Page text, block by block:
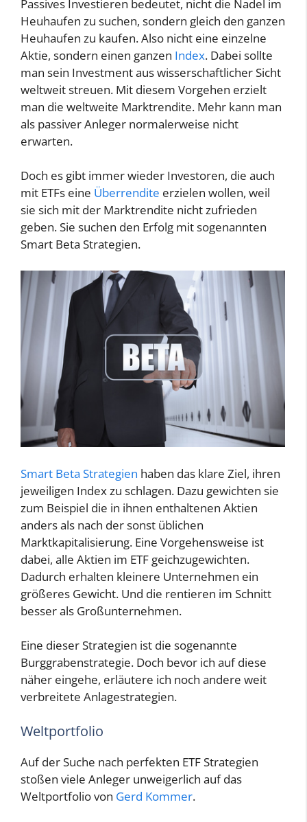
Passives Investieren bedeutet, nicht die Nadel im
Heuhaufen zu suchen, sondern gleich den ganzen
Heuhaufen zu kaufen. Also nicht eine einzelne
Aktie, sondern einen ganzen Index. Dabei sollte
man sein Investment aus wisserschaftlicher Sicht
weltweit streuen. Mit diesem Vorgehen erzielt
man die weltweite Marktrendite. Mehr kann man
als passiver Anleger normalerweise nicht
erwarten.
Doch es gibt immer wieder Investoren, die auch
mit ETFs eine Überrendite erzielen wollen, weil
sie sich mit der Marktrendite nicht zufrieden
geben. Sie suchen den Erfolg mit sogenannten
Smart Beta Strategien.
Smart Beta Strategien haben das klare Ziel, ihren
jeweiligen Index zu schlagen. Dazu gewichten sie
zum Beispiel die in ihnen enthaltenen Aktien
anders als nach der sonst üblichen
Marktkapitalisierung. Eine Vorgehensweise ist
dabei, alle Aktien im ETF geichzugewichten.
Dadurch erhalten kleinere Unternehmen ein
größeres Gewicht. Und die rentieren im Schnitt
besser als Großunternehmen.
Eine dieser Strategien ist die sogenannte
Burggrabenstrategie. Doch bevor ich auf diese
näher eingehe, erläutere ich noch andere weit
verbreitete Anlagestrategien.
Weltportfolio
Auf der Suche nach perfekten ETF Strategien
stoßen viele Anleger unweigerlich auf das
Weltportfolio von Gerd Kommer.